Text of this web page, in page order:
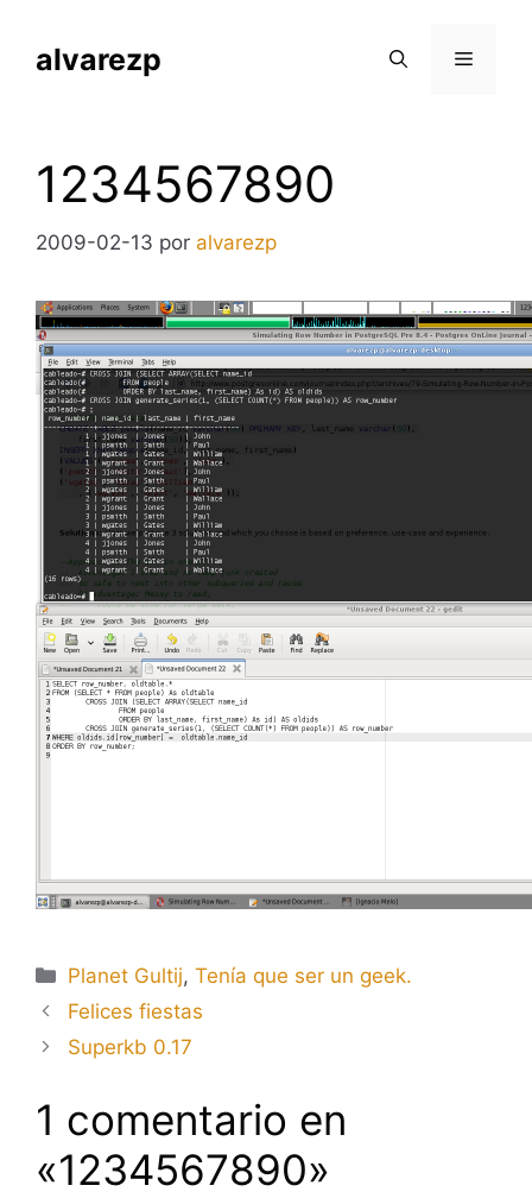
contenido
alvarezp Menú
1234567890
2009-02-13 por alvarezp
Categorías
Planet Gultij,Tenía que ser un geek.
Felices fiestas
Superkb 0.17
1 comentario en
«1234567890»